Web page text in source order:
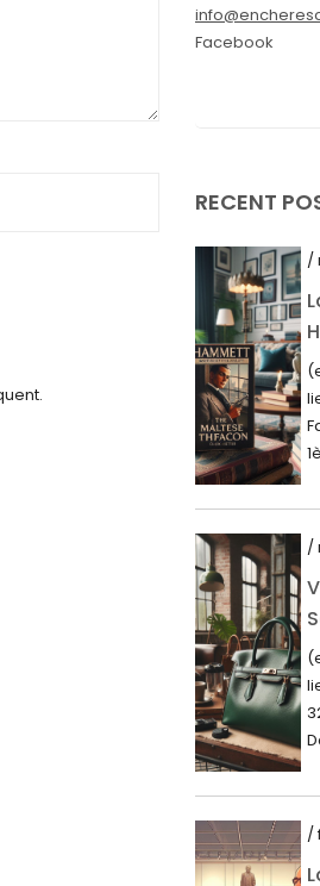
février 2024
octobre 2023
août 2023
juillet 2023
juin 2023
mai 2023
avril 2023
mars 2023
février 2023
janvier 2023
décembre
novembre
octobre 2022
septembre
août 2022
juillet 2022
juin 2022
Facebook
RECENT
/
/
/